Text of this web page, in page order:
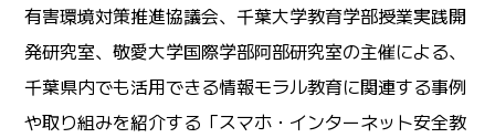
有害環境対策推進協議会、千葉大学教育学部授業実践開
発研究室、敬愛大学国際学部阿部研究室の主催による、
千葉県内でも活用できる情報モラル教育に関連する事例
や取り組みを紹介する「スマホ・インターネット安全教